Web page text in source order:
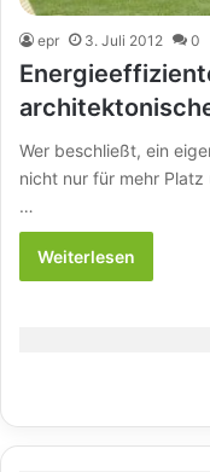
epr 3. Juli 2012 0
Wer beschließt, ein
nicht nur für mehr
…
Weiterlesen